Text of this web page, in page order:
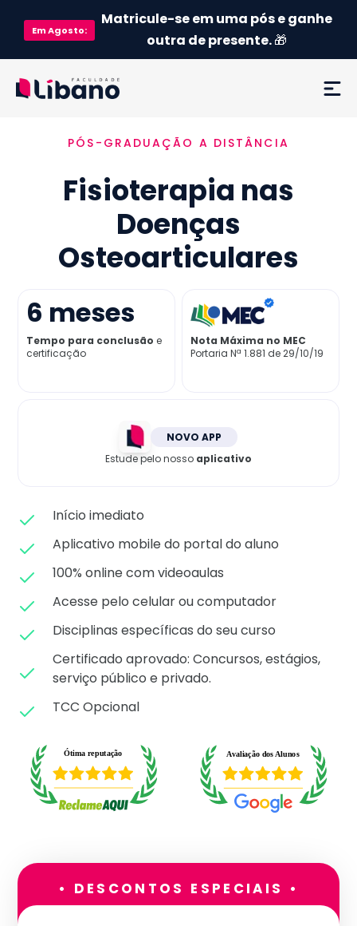
EmAgosto:
Matricule-se em uma pós e ganhe
outra de presente.🎁
Ementa
Como funciona
Credenciamento MEC
Já sou aluno
PÓS-GRADUAÇÃO A DISTÂNCIA
Fisioterapia nas
Doenças
Osteoarticulares
6 meses
Tempo para conclusão e
certificação
Nota Máxima no MEC
Portaria Nª 1.881 de 29/10/19
NOVO APP
Estude pelo nosso aplicativo
Início imediato
Aplicativo mobile do portal do aluno
100% online com videoaulas
Acesse pelo celular ou computador
Disciplinas específicas do seu curso
Certificado aprovado: Concursos, estágios,
serviço público e privado.
TCC Opcional
• DESCONTOS ESPECIAIS •